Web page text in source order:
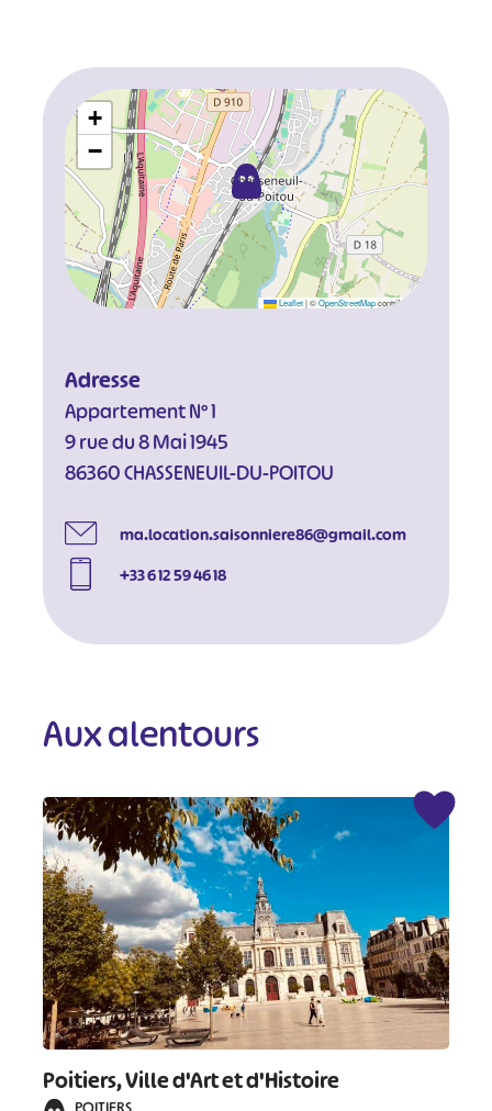
+
−
Leaflet |©OpenStreetMapcontributors
Adresse
Appartement N° 1
9 rue du 8 Mai 1945
86360 CHASSENEUIL-DU-POITOU
ma.location.saisonniere86@gmail.com
+33 6 12 59 46 18
Aux alentours
Poitiers, Ville d'Art et d'Histoire